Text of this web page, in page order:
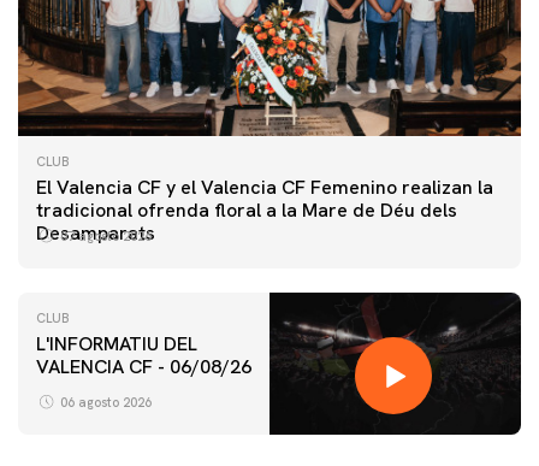
CLUB
El Valencia CF y el Valencia CF Femenino realizan la
tradicional ofrenda floral a la Mare de Déu dels
Desamparats
07 agosto 2026
CLUB
L'INFORMATIU DEL
VALENCIA CF - 06/08/26
06 agosto 2026
PRIMER EQUIPO
ENTRENAMIENTO DEL VALENCIA CF 6/8/2026